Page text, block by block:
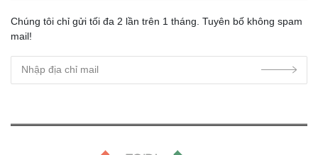
Chúng tôi chỉ gửi tối đa 2 lần trên 1 tháng. Tuyên bố không spam
mail!